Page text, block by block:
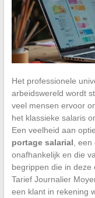
Het professionele
arbeidswereld wordt
veel mensen ervoor
het klassieke salaris
Een veelheid aan
portage salarial ,
onafhankelijk en die
begrippen die in
Tarief Journalier
een klant in rekening